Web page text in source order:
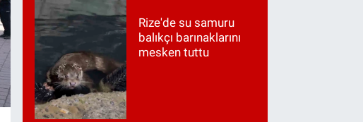
Rize'de su samuru
balıkçı barınaklarını
mesken tuttu